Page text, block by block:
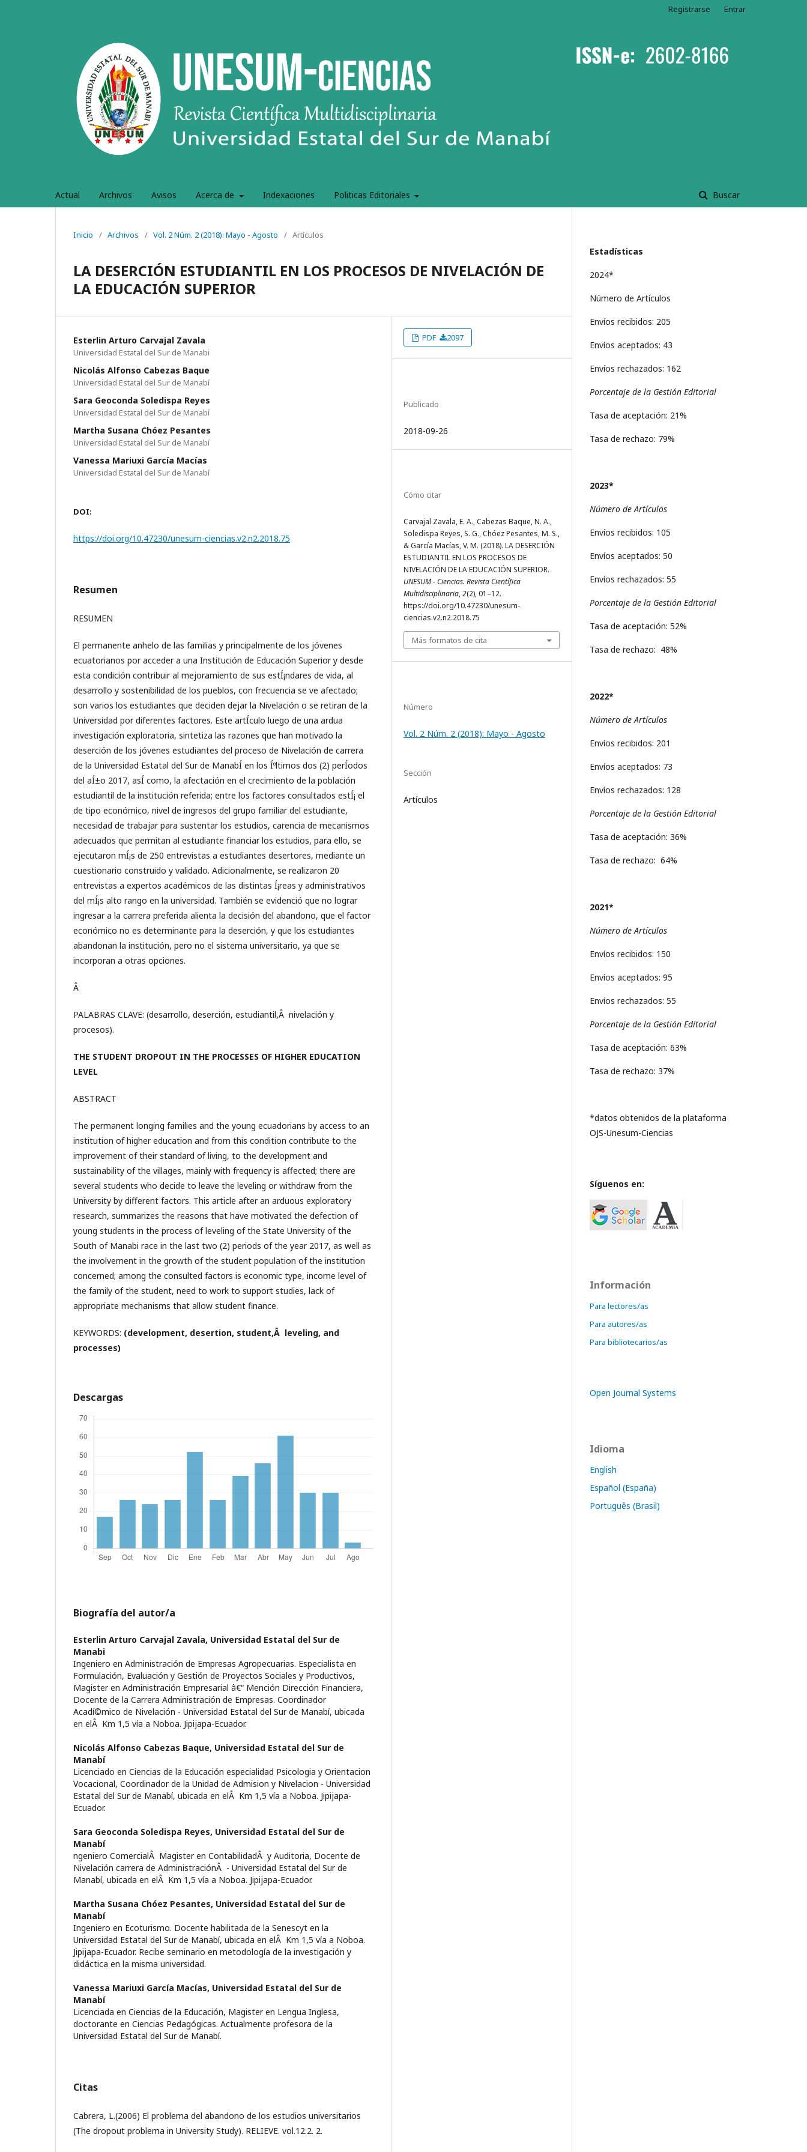
Actual Archivos Avisos Acerca de Indexaciones Politicas Editoriales Buscar
Registrarse Entrar
Inicio / Archivos / Vol. 2 Núm. 2 (2018): Mayo - Agosto / Artículos
LA DESERCIÓN ESTUDIANTIL EN LOS PROCESOS DE NIVELACIÓN DE
LA EDUCACIÓN SUPERIOR
Esterlin Arturo Carvajal Zavala
Universidad Estatal del Sur de Manabi
Nicolás Alfonso Cabezas Baque
Universidad Estatal del Sur de Manabí­
Sara Geoconda Soledispa Reyes
Universidad Estatal del Sur de Manabí­
Martha Susana Chóez Pesantes
Universidad Estatal del Sur de Manabí­
Vanessa Mariuxi Garcí­a Mací­as
Universidad Estatal del Sur de Manabí­
DOI:
https://doi.org/10.47230/unesum-ciencias.v2.n2.2018.75
Resumen
RESUMEN
El permanente anhelo de las familias y principalmente de los jóvenes
ecuatorianos por acceder a una Institución de Educación Superior y desde
esta condición contribuir al mejoramiento de sus estÍ¡ndares de vida, al
desarrollo y sostenibilidad de los pueblos, con frecuencia se ve afectado;
son varios los estudiantes que deciden dejar la Nivelación o se retiran de la
Universidad por diferentes factores. Este artÍ­culo luego de una ardua
investigación exploratoria, sintetiza las razones que han motivado la
deserción de los jóvenes estudiantes del proceso de Nivelación de carrera
de la Universidad Estatal del Sur de ManabÍ­ en los Íºltimos dos (2) perÍ­odos
del aÍ±o 2017, asÍ­ como, la afectación en el crecimiento de la población
estudiantil de la institución referida; entre los factores consultados estÍ¡ el
de tipo económico, nivel de ingresos del grupo familiar del estudiante,
necesidad de trabajar para sustentar los estudios, carencia de mecanismos
adecuados que permitan al estudiante financiar los estudios, para ello, se
ejecutaron mÍ¡s de 250 entrevistas a estudiantes desertores, mediante un
cuestionario construido y validado. Adicionalmente, se realizaron 20
entrevistas a expertos académicos de las distintas Í¡reas y administrativos
del mÍ¡s alto rango en la universidad. También se evidenció que no lograr
ingresar a la carrera preferida alienta la decisión del abandono, que el factor
económico no es determinante para la deserción, y que los estudiantes
abandonan la institución, pero no el sistema universitario, ya que se
incorporan a otras opciones.
Â
PALABRAS CLAVE: (desarrollo, deserción, estudiantil,Â nivelación y
procesos).
THE STUDENT DROPOUT IN THE PROCESSES OF HIGHER EDUCATION
LEVEL
ABSTRACT
The permanent longing families and the young ecuadorians by access to an
institution of higher education and from this condition contribute to the
improvement of their standard of living, to the development and
sustainability of the villages, mainly with frequency is affected; there are
several students who decide to leave the leveling or withdraw from the
University by different factors. This article after an arduous exploratory
research, summarizes the reasons that have motivated the defection of
young students in the process of leveling of the State University of the
South of Manabi race in the last two (2) periods of the year 2017, as well as
the involvement in the growth of the student population of the institution
concerned; among the consulted factors is economic type, income level of
the family of the student, need to work to support studies, lack of
appropriate mechanisms that allow student finance.
KEYWORDS: (development, desertion, student,Â leveling, and
processes)
Descargas
Biografía del autor/a
Esterlin Arturo Carvajal Zavala, Universidad Estatal del Sur de
Manabi
Ingeniero en Administración de Empresas Agropecuarias. Especialista en
Formulación, Evaluación y Gestión de Proyectos Sociales y Productivos,
Magister en Administración Empresarial â€“ Mención Dirección Financiera,
Docente de la Carrera Administración de Empresas. Coordinador
Acadí©mico de Nivelación - Universidad Estatal del Sur de Manabí­, ubicada
en elÂ Km 1,5 ví­a a Noboa. Jipijapa-Ecuador.
Nicolás Alfonso Cabezas Baque, Universidad Estatal del Sur de
Manabí­
Licenciado en Ciencias de la Educación especialidad Psicologia y Orientacion
Vocacional, Coordinador de la Unidad de Admision y Nivelacion - Universidad
Estatal del Sur de Manabí­, ubicada en elÂ Km 1,5 ví­a a Noboa. Jipijapa-
Ecuador.
Sara Geoconda Soledispa Reyes, Universidad Estatal del Sur de
Manabí­
ngeniero ComercialÂ Magister en ContabilidadÂ y Auditoria, Docente de
Nivelación carrera de AdministraciónÂ - Universidad Estatal del Sur de
Manabí­, ubicada en elÂ Km 1,5 ví­a a Noboa. Jipijapa-Ecuador.
Martha Susana Chóez Pesantes, Universidad Estatal del Sur de
Manabí­
Ingeniero en Ecoturismo. Docente habilitada de la Senescyt en la
Universidad Estatal del Sur de Manabí­, ubicada en elÂ Km 1,5 ví­a a Noboa.
Jipijapa-Ecuador. Recibe seminario en metodologí­a de la investigación y
didáctica en la misma universidad.
Vanessa Mariuxi Garcí­a Mací­as, Universidad Estatal del Sur de
Manabí­
Licenciada en Ciencias de la Educación, Magister en Lengua Inglesa,
doctorante en Ciencias Pedagógicas. Actualmente profesora de la
Universidad Estatal del Sur de Manabí­.
Citas
Cabrera, L.(2006) El problema del abandono de los estudios universitarios
(The dropout problema in University Study). RELIEVE. vol.12.2. 2.
PDF 2097
Publicado
2018-09-26
Cómo citar
Carvajal Zavala, E. A., Cabezas Baque, N. A.,
Soledispa Reyes, S. G., Chóez Pesantes, M. S.,
& Garcí­a Mací­as, V. M. (2018). LA DESERCIÓN
ESTUDIANTIL EN LOS PROCESOS DE
NIVELACIÓN DE LA EDUCACIÓN SUPERIOR.
UNESUM - Ciencias. Revista Científica
Multidisciplinaria,2(2), 01–12.
https://doi.org/10.47230/unesum-
ciencias.v2.n2.2018.75
Más formatos de cita
Número
Vol. 2 Núm. 2 (2018): Mayo - Agosto
Sección
Artículos
Estadísticas
2024*
Número de Artículos
Envíos recibidos: 205
Envíos aceptados: 43
Envíos rechazados: 162
Porcentaje de la Gestión Editorial
Tasa de aceptación: 21%
Tasa de rechazo: 79%
2023*
Número de Artículos
Envíos recibidos: 105
Envíos aceptados: 50
Envíos rechazados: 55
Porcentaje de la Gestión Editorial
Tasa de aceptación: 52%
Tasa de rechazo: 48%
2022*
Número de Artículos
Envíos recibidos: 201
Envíos aceptados: 73
Envíos rechazados: 128
Porcentaje de la Gestión Editorial
Tasa de aceptación: 36%
Tasa de rechazo: 64%
2021*
Número de Artículos
Envíos recibidos: 150
Envíos aceptados: 95
Envíos rechazados: 55
Porcentaje de la Gestión Editorial
Tasa de aceptación: 63%
Tasa de rechazo: 37%
*datos obtenidos de la plataforma
OJS-Unesum-Ciencias
Síguenos en:
Información
Para lectores/as
Para autores/as
Para bibliotecarios/as
Open Journal Systems
Idioma
English
Español (España)
Português (Brasil)